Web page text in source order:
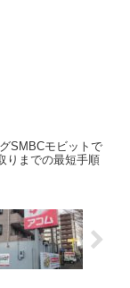
SMBCモビットで
りまでの最短手順